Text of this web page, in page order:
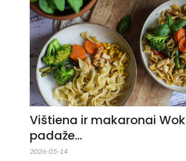
Vištiena ir makaronai Wok
padaže…
2026-05-14